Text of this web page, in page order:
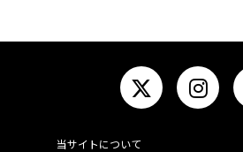
当サイトについて